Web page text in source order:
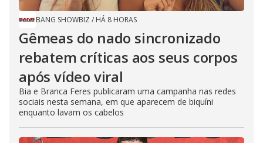
BANG SHOWBIZ / HÁ 8 HORAS
Gêmeas do nado sincronizado
rebatem críticas ​a​os seus corpos
após vídeo viral
Bia e Branca Feres publicaram uma campanha nas redes
sociais nesta semana, em que aparecem de biquíni
enquanto lavam os cabelos